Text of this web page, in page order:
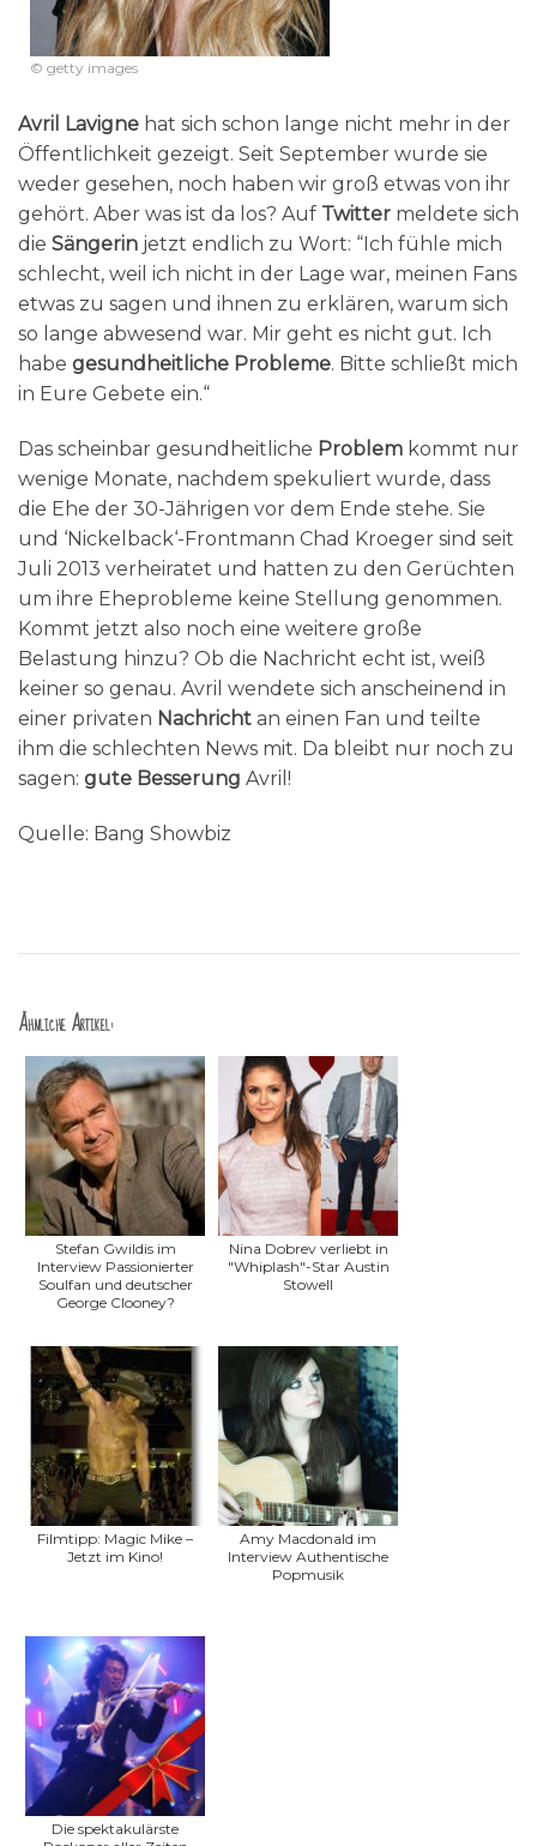
© getty images
Avril Lavigne hat sich schon lange nicht mehr in der
Öffentlichkeit gezeigt. Seit September wurde sie
weder gesehen, noch haben wir groß etwas von ihr
gehört. Aber was ist da los? Auf Twitter meldete sich
die Sängerin jetzt endlich zu Wort: “Ich fühle mich
schlecht, weil ich nicht in der Lage war, meinen Fans
etwas zu sagen und ihnen zu erklären, warum sich
so lange abwesend war. Mir geht es nicht gut. Ich
habe gesundheitliche Probleme. Bitte schließt mich
in Eure Gebete ein.“
Das scheinbar gesundheitliche Problem kommt nur
wenige Monate, nachdem spekuliert wurde, dass
die Ehe der 30-Jährigen vor dem Ende stehe. Sie
und ‘Nickelback‘-Frontmann Chad Kroeger sind seit
Juli 2013 verheiratet und hatten zu den Gerüchten
um ihre Eheprobleme keine Stellung genommen.
Kommt jetzt also noch eine weitere große
Belastung hinzu? Ob die Nachricht echt ist, weiß
keiner so genau. Avril wendete sich anscheinend in
einer privaten Nachricht an einen Fan und teilte
ihm die schlechten News mit. Da bleibt nur noch zu
sagen: gute Besserung Avril!
Quelle: Bang Showbiz
Ähnliche Artikel:
Stefan Gwildis im
Interview Passionierter
Soulfan und deutscher
George Clooney?
Nina Dobrev verliebt in
"Whiplash"-Star Austin
Stowell
Filmtipp: Magic Mike –
Jetzt im Kino!
Amy Macdonald im
Interview Authentische
Popmusik
Die spektakulärste